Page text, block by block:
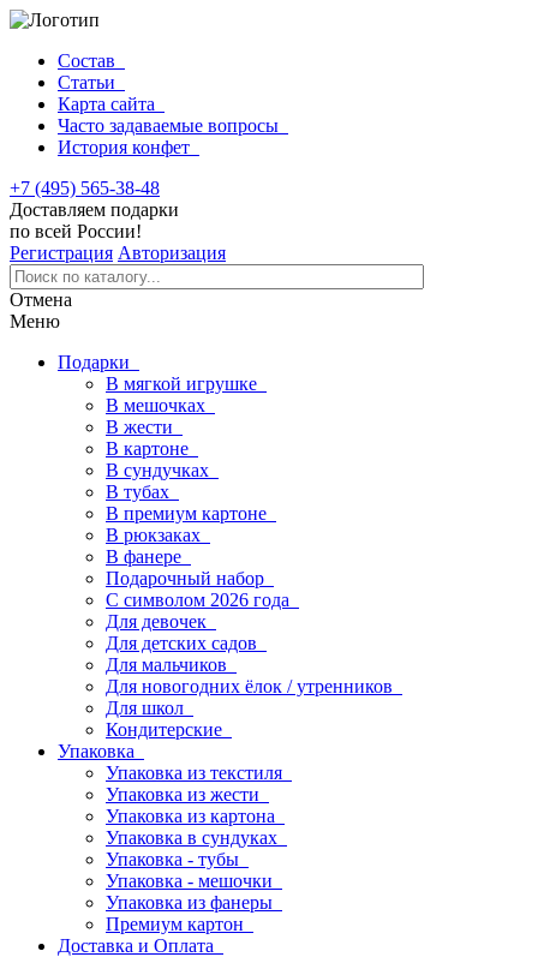
Состав
Статьи
Карта сайта
Часто задаваемые вопросы
История конфет
+7 (495) 565-38-48
Доставляем подарки
по всей России!
Регистрация Авторизация
Отмена
Меню
Подарки
В мягкой игрушке
В мешочках
В жести
В картоне
В сундучках
В тубах
В премиум картоне
В рюкзаках
В фанере
Подарочный набор
С символом 2026 года
Для девочек
Для детских садов
Для мальчиков
Для новогодних ёлок / утренников
Для школ
Кондитерские
Упаковка
Упаковка из текстиля
Упаковка из жести
Упаковка из картона
Упаковка в сундуках
Упаковка - тубы
Упаковка - мешочки
Упаковка из фанеры
Премиум картон
Доставка и Оплата